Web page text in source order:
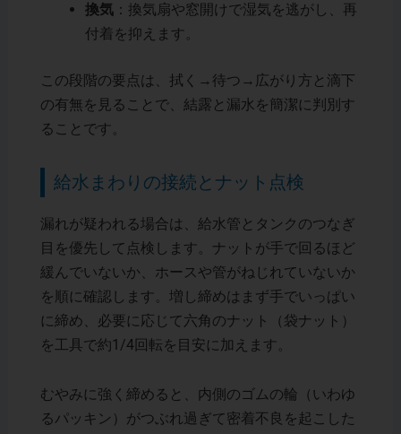
換気：換気扇や窓開けで湿気を逃がし、再
付着を抑えます。
この段階の要点は、拭く→待つ→広がり方と滴下
の有無を見ることで、結露と漏水を簡潔に判別す
ることです。
給水まわりの接続とナット点検
漏れが疑われる場合は、給水管とタンクのつなぎ
目を優先して点検します。ナットが手で回るほど
緩んでいないか、ホースや管がねじれていないか
を順に確認します。増し締めはまず手でいっぱい
に締め、必要に応じて六角のナット（袋ナット）
を工具で約1/4回転を目安に加えます。
むやみに強く締めると、内側のゴムの輪（いわゆ
るパッキン）がつぶれ過ぎて密着不良を起こした